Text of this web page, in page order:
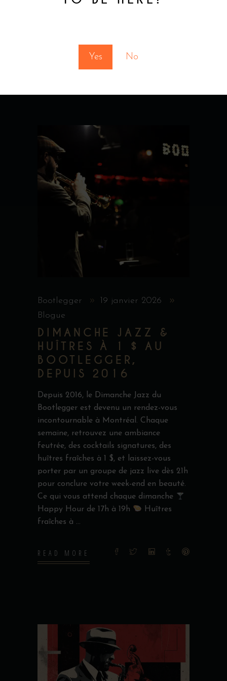
Yes No
READ MORE
Bootlegger
19 janvier 2026
Blogue
DIMANCHE JAZZ &
HUÎTRES À 1 $ AU
BOOTLEGGER,
DEPUIS 2016
Depuis 2016, le Dimanche Jazz du
Bootlegger est devenu un rendez-vous
incontournable à Montréal. Chaque
semaine, retrouvez une ambiance
feutrée, des cocktails signatures, des
huîtres fraîches à 1 $, et laissez-vous
porter par un groupe de jazz live dès 21h
pour conclure votre week-end en beauté.
Ce qui vous attend chaque dimanche
Happy Hour de 17h à 19h
Huîtres
fraîches à
READ MORE